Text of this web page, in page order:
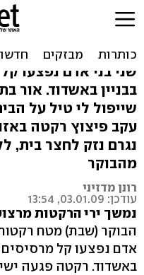
שני פצועים
לעבר אשדוד
שני בני אדם נפצעו
שייפול לי טיל על
עקב פיצוץ רקטה
מהבוקר
רונן מדזיני
עודכן: 03.01.09, 13:54
נמשך ירי הרקטות
הבוקר (שבת) מטח
אדם נפצעו קל
באשדוד. רקטה פגעה